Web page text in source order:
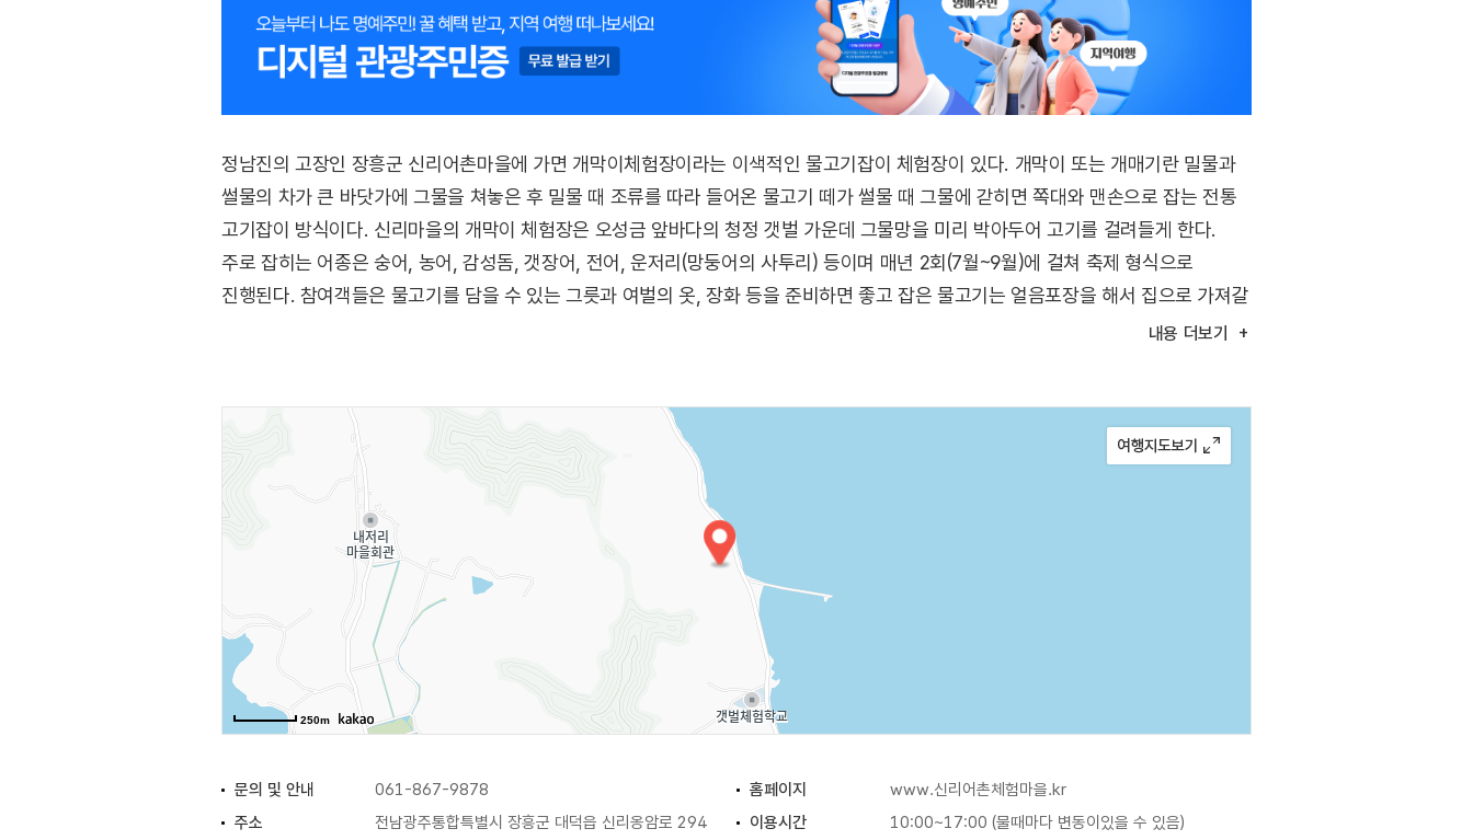
정남진의 고장인 장흥군 신리어촌마을에 가면 개막이체험장이라는 이색적인 물고기잡이 체험장이 있다. 개막이 또는 개매기란 밀물과
썰물의 차가 큰 바닷가에 그물을 쳐놓은 후 밀물 때 조류를 따라 들어온 물고기 떼가 썰물 때 그물에 갇히면 쪽대와 맨손으로 잡는 전통
고기잡이 방식이다. 신리마을의 개막이 체험장은 오성금 앞바다의 청정 갯벌 가운데 그물망을 미리 박아두어 고기를 걸려들게 한다.
주로 잡히는 어종은 숭어, 농어, 감성돔, 갯장어, 전어, 운저리(망둥어의 사투리) 등이며 매년 2회(7월~9월)에 걸쳐 축제 형식으로
진행된다. 참여객들은 물고기를 담을 수 있는 그릇과 여벌의 옷, 장화 등을 준비하면 좋고 잡은 물고기는 얼음포장을 해서 집으로 가져갈
내용 더보기
250m
문의 및 안내 061-867-9878 홈페이지
www.신리어촌체험마을.kr
주소
전남광주통합특별시 장흥군 대덕읍 신리옹암로 294 이용시간
10:00~17:00 (물때마다 변동이있을 수 있음)